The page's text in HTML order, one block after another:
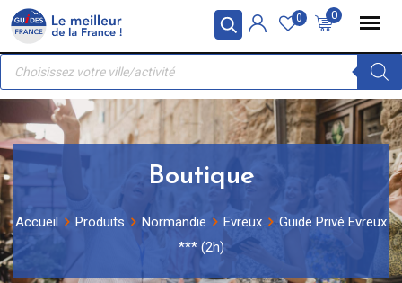
Panneau de gestion des cookies
Skip
content
0
0
Recherche
produits
Boutique
Accueil Produits Normandie Evreux
Guide Privé Evreux
*** (2h)